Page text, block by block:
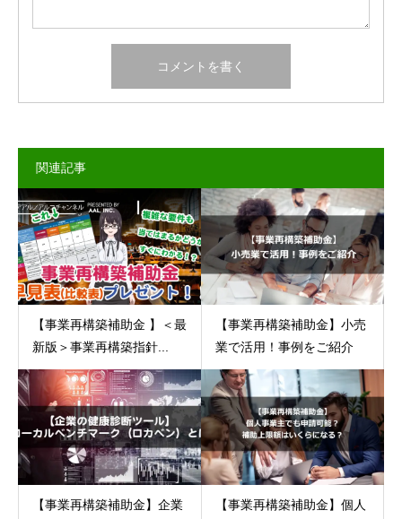
関連記事
【事業再構築補助金 】＜最
新版＞事業再構築指針...
【事業再構築補助金】小売
業で活用！事例をご紹介
【事業再構築補助金】企業
【事業再構築補助金】個人